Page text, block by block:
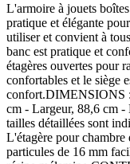
L'armoire à jouets
pratique et élégante
utiliser et convient à
banc est pratique et
étagères ouvertes pour
confortables et le siège
confort.DIMENSIONS
cm - Largeur, 88,6 cm -
tailles détaillées sont
L'étagère pour chambre
particules de 16 mm